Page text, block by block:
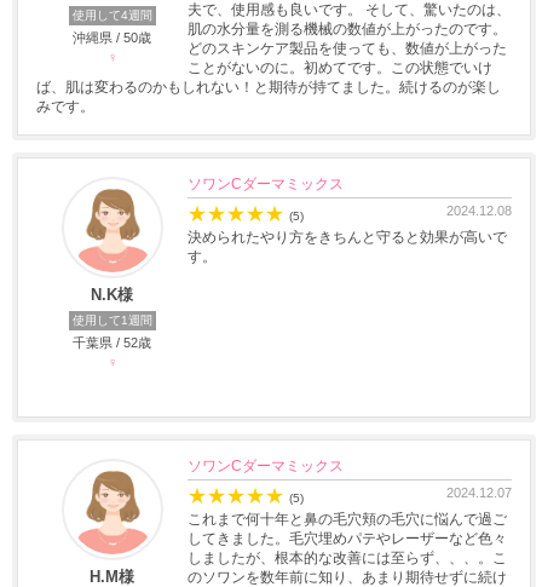
使用して4週間
沖縄県 / 50歳
♀
夫で、使用感も良いです。 そして、驚いたのは、
肌の水分量を測る機械の数値が上がったのです。
どのスキンケア製品を使っても、数値が上がった
ことがないのに。初めてです。この状態でいけ
ば、肌は変わるのかもしれない！と期待が持てました。続けるのが楽し
みです。
N.K様
使用して1週間
千葉県 / 52歳
♀
ソワンCダーマミックス
★★★★★ (5) 2024.12.08
決められたやり方をきちんと守ると効果が高いで
す。
H.M様
ソワンCダーマミックス
★★★★★ (5) 2024.12.07
これまで何十年と鼻の毛穴頬の毛穴に悩んで過ご
してきました。毛穴埋めパテやレーザーなど色々
しましたが、根本的な改善には至らず、、、。こ
のソワンを数年前に知り、あまり期待せずに続け